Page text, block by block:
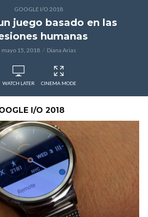
GOOGLE I/O 2018
un juego basado en las
humanas
mayo 15, 2018 Diana Arias
WATCH LATER CINEMA MODE
I/O 2018